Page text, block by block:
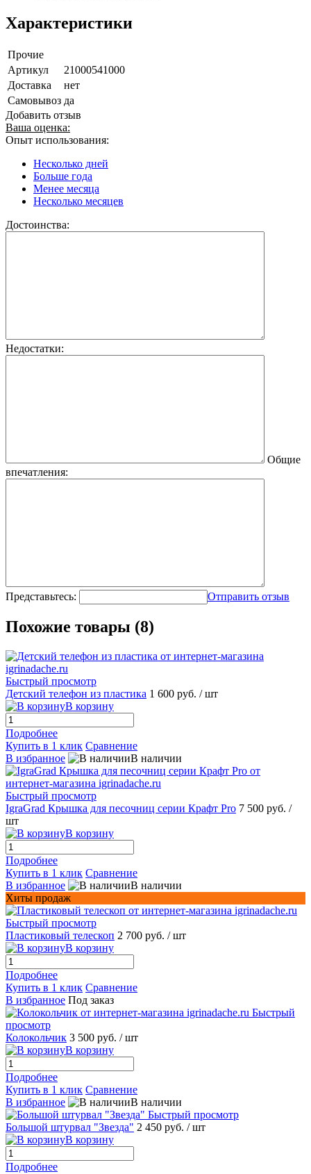
Характеристики
Прочие
Артикул
21000541000
Доставка
нет
Самовывоз да
Добавить отзыв
Ваша оценка:
Опыт использования:
Несколько дней
Больше года
Менее месяца
Несколько месяцев
Достоинства:
Недостатки:
Общие
впечатления:
Представьтесь: Отправить отзыв
Похожие товары (8)
Быстрый просмотр
Детский телефон из пластика 1 600 руб. / шт
В корзину
Подробнее
Купить в 1 клик Сравнение
В избранное
В наличии
Быстрый просмотр
IgraGrad Крышка для песочниц серии Крафт Pro 7 500 руб. /
шт
В корзину
Подробнее
Купить в 1 клик Сравнение
В избранное
В наличии
Хиты продаж
Быстрый просмотр
Пластиковый телескоп 2 700 руб. / шт
В корзину
Подробнее
Купить в 1 клик Сравнение
В избранное Под заказ
Быстрый
просмотр
Колокольчик 3 500 руб. / шт
В корзину
Подробнее
Купить в 1 клик Сравнение
В избранное
В наличии
Быстрый просмотр
Большой штурвал "Звезда" 2 450 руб. / шт
В корзину
Подробнее